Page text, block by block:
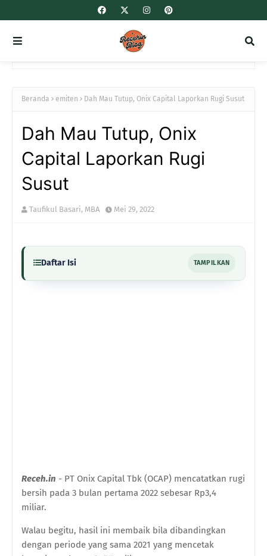
Beranda emiten Dah Mau Tutup, Onix Capital Laporkan Rugi Susut
Dah Mau Tutup, Onix
Capital Laporkan Rugi
Susut
Taufikul Basari, MBA Mei 29, 2022
Daftar Isi TAMPILKAN
Receh.in - PT Onix Capital Tbk (OCAP) mencatatkan rugi
bersih pada 3 bulan pertama 2022 sebesar Rp3,4
miliar.
Walau begitu, hasil ini membaik bila dibandingkan
dengan periode yang sama 2021 yang mencetak